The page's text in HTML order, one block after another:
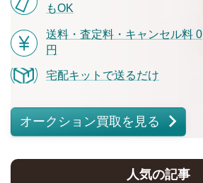
もOK
送料・査定料・キャンセル料 0
円
宅配キットで送るだけ
オークション買取を見る
人気の記事